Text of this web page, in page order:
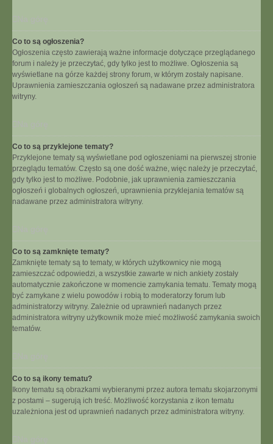
Co to są ogłoszenia?
Ogłoszenia często zawierają ważne informacje dotyczące przeglądanego
forum i należy je przeczytać, gdy tylko jest to możliwe. Ogłoszenia są
wyświetlane na górze każdej strony forum, w którym zostały napisane.
Uprawnienia zamieszczania ogłoszeń są nadawane przez administratora
witryny.
Co to są przyklejone tematy?
Przyklejone tematy są wyświetlane pod ogłoszeniami na pierwszej stronie
przeglądu tematów. Często są one dość ważne, więc należy je przeczytać,
gdy tylko jest to możliwe. Podobnie, jak uprawnienia zamieszczania
ogłoszeń i globalnych ogłoszeń, uprawnienia przyklejania tematów są
nadawane przez administratora witryny.
Co to są zamknięte tematy?
Zamknięte tematy są to tematy, w których użytkownicy nie mogą
zamieszczać odpowiedzi, a wszystkie zawarte w nich ankiety zostały
automatycznie zakończone w momencie zamykania tematu. Tematy mogą
być zamykane z wielu powodów i robią to moderatorzy forum lub
administratorzy witryny. Zależnie od uprawnień nadanych przez
administratora witryny użytkownik może mieć możliwość zamykania swoich
tematów.
Co to są ikony tematu?
Ikony tematu są obrazkami wybieranymi przez autora tematu skojarzonymi
z postami – sugerują ich treść. Możliwość korzystania z ikon tematu
uzależniona jest od uprawnień nadanych przez administratora witryny.